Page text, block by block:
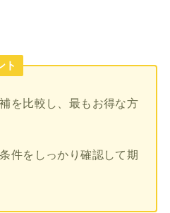
ト
を比較し、最もお得な方
件をしっかり確認して期